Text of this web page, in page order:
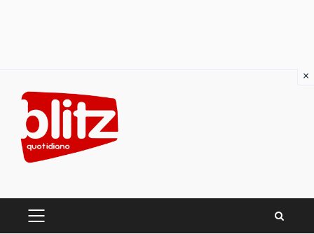
content
PRIMARY
×